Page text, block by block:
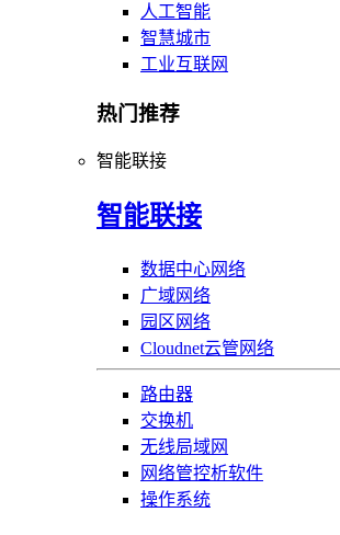
人工智能
智慧城市
工业互联网
热门推荐
智能联接
智能联接
数据中心网络
广域网络
园区网络
Cloudnet云管网络
路由器
交换机
无线局域网
网络管控析软件
操作系统